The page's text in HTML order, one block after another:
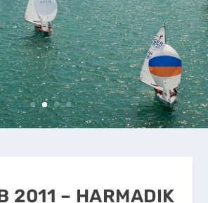
2011 – HARMADIK